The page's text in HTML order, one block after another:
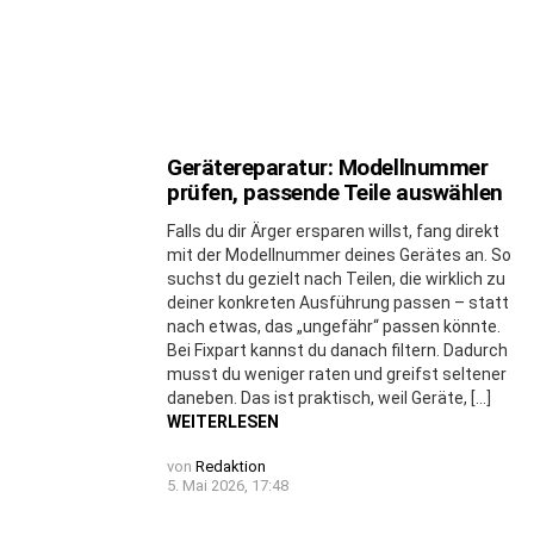
Gerätereparatur: Modellnummer
prüfen, passende Teile auswählen
Falls du dir Ärger ersparen willst, fang direkt
mit der Modellnummer deines Gerätes an. So
suchst du gezielt nach Teilen, die wirklich zu
deiner konkreten Ausführung passen – statt
nach etwas, das „ungefähr“ passen könnte.
Bei Fixpart kannst du danach filtern. Dadurch
musst du weniger raten und greifst seltener
daneben. Das ist praktisch, weil Geräte, […]
WEITERLESEN
von Redaktion
5. Mai 2026, 17:48